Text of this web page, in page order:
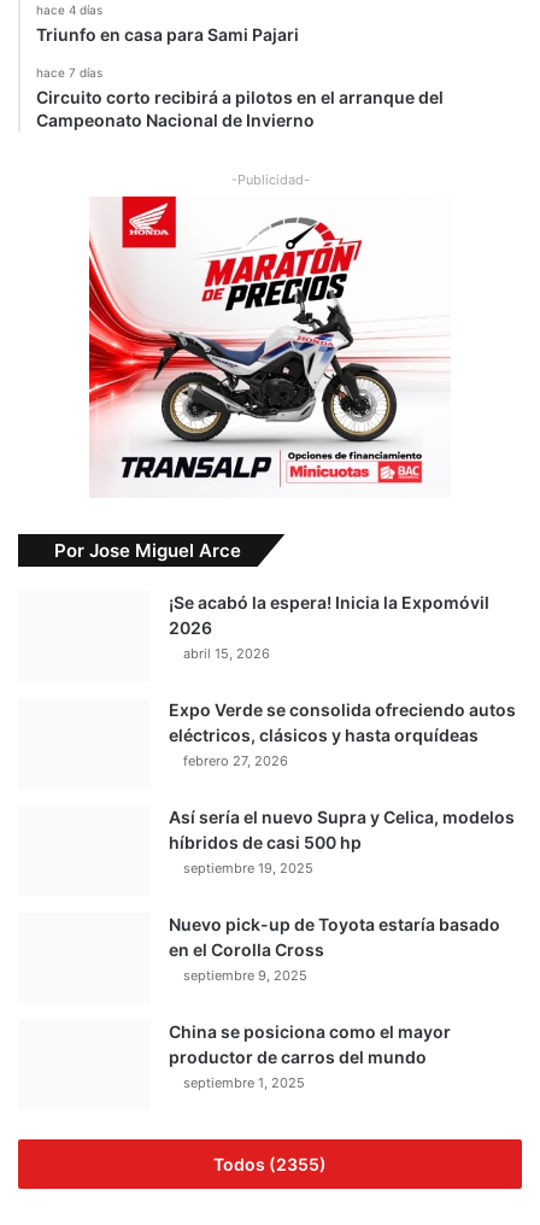
hace 4 días
Triunfo en casa para Sami Pajari
hace 7 días
Circuito corto recibirá a pilotos en el arranque del
Campeonato Nacional de Invierno
-Publicidad-
Por Jose Miguel Arce
¡Se acabó la espera! Inicia la Expomóvil
2026
abril 15, 2026
Expo Verde se consolida ofreciendo autos
eléctricos, clásicos y hasta orquídeas
febrero 27, 2026
Así sería el nuevo Supra y Celica, modelos
híbridos de casi 500 hp
septiembre 19, 2025
Nuevo pick-up de Toyota estaría basado
en el Corolla Cross
septiembre 9, 2025
China se posiciona como el mayor
productor de carros del mundo
septiembre 1, 2025
Todos (2355)